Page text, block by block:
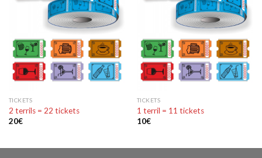
TICKETS
2 terrils = 22 tickets
20€
TICKETS
1 terril = 11 tickets
10€